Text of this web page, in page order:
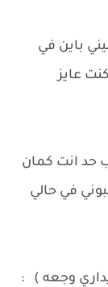
باين في
عايز
حد انت كمان
في حالي
وجعه ) :